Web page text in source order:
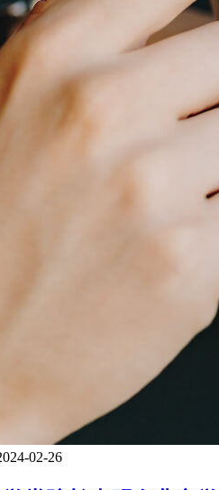
02-26